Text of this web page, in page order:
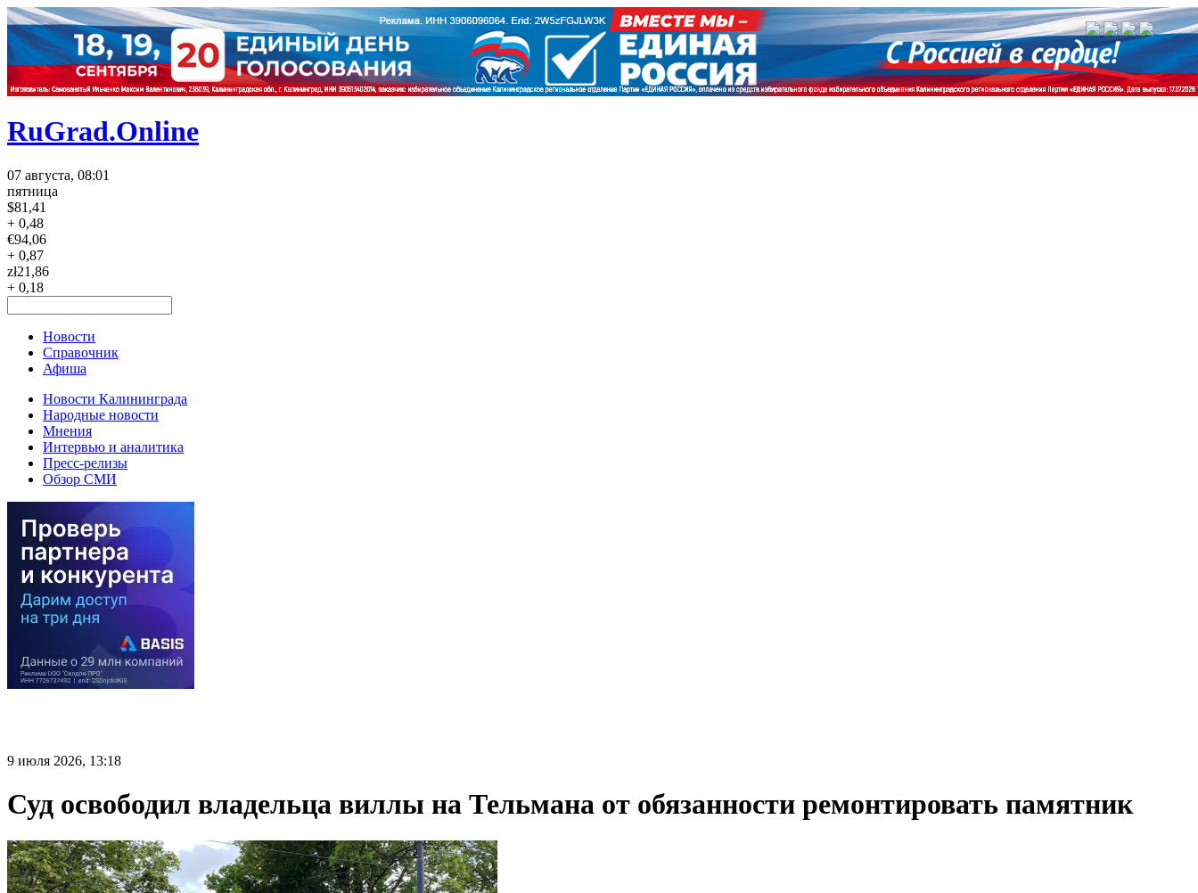
RuGrad.Online
07 августа, 08:01
пятница
$81,41
+ 0,48
€94,06
+ 0,87
zł21,86
+ 0,18
Новости
Справочник
Афиша
Новости Калининграда
Народные новости
Мнения
Интервью и аналитика
Пресс-релизы
Обзор СМИ
9 июля 2026, 13:18
Суд освободил владельца виллы на Тельмана от обязанности ремонтировать памятник